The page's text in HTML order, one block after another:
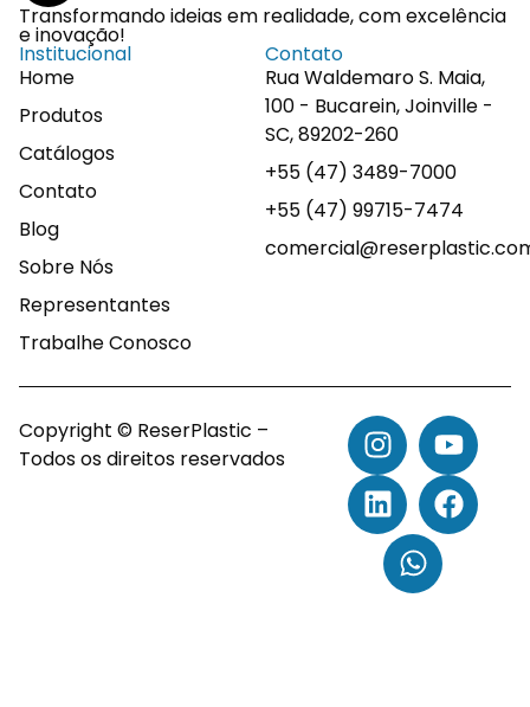
Transformando ideias em realidade, com excelência
e inovação!
Institucional
Home
Produtos
Catálogos
Contato
Blog
Sobre Nós
Representantes
Trabalhe Conosco
Contato
Rua Waldemaro S. Maia,
100 - Bucarein, Joinville -
SC, 89202-260
+55 (47) 3489-7000
+55 (47) 99715-7474
Copyright © ReserPlastic –
Todos os direitos reservados